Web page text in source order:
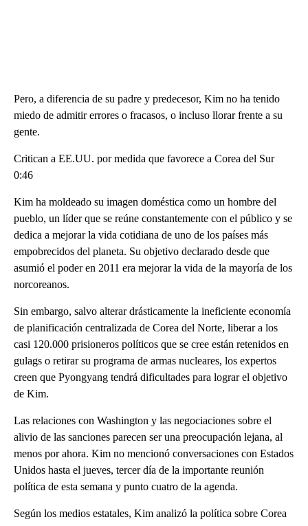
Pero, a diferencia de su padre y predecesor, Kim no ha tenido
miedo de admitir errores o fracasos, o incluso llorar frente a su
gente.
Critican a EE.UU. por medida que favorece a Corea del Sur
0:46
Kim ha moldeado su imagen doméstica como un hombre del
pueblo, un líder que se reúne constantemente con el público y se
dedica a mejorar la vida cotidiana de uno de los países más
empobrecidos del planeta. Su objetivo declarado desde que
asumió el poder en 2011 era mejorar la vida de la mayoría de los
norcoreanos.
Sin embargo, salvo alterar drásticamente la ineficiente economía
de planificación centralizada de Corea del Norte, liberar a los
casi 120.000 prisioneros políticos que se cree están retenidos en
gulags o retirar su programa de armas nucleares, los expertos
creen que Pyongyang tendrá dificultades para lograr el objetivo
de Kim.
Las relaciones con Washington y las negociaciones sobre el
alivio de las sanciones parecen ser una preocupación lejana, al
menos por ahora. Kim no mencionó conversaciones con Estados
Unidos hasta el jueves, tercer día de la importante reunión
política de esta semana y punto cuatro de la agenda.
Según los medios estatales, Kim analizó la política sobre Corea